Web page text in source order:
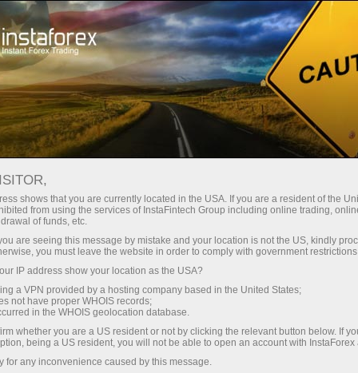
For Traders Forex Analytics
InstaForex TV
Forex TV News
shows that you are currently located in the USA. If you are a resident of the
from using the services of InstaFintech Group including online trading,
of funds, etc.
are seeing this message by mistake and your location is not the US, kindly
you must leave the website in order to comply with government
IP address show your location as the USA?
a VPN provided by a hosting company based in the United States;
not have proper WHOIS records;
in the WHOIS geolocation database.
whether you are a US resident or not by clicking the relevant button below. If
being a US resident, you will not be able to open an account with InstaForex
for any inconvenience caused by this message.